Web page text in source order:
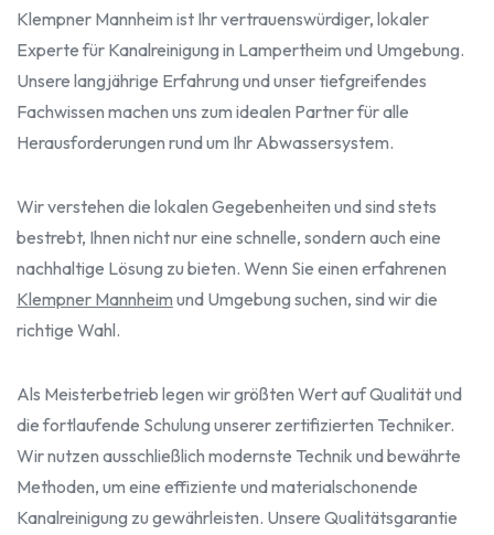
Klempner Mannheim ist Ihr vertrauenswürdiger, lokaler
Experte für Kanalreinigung in Lampertheim und Umgebung.
Unsere langjährige Erfahrung und unser tiefgreifendes
Fachwissen machen uns zum idealen Partner für alle
Herausforderungen rund um Ihr Abwassersystem.
Wir verstehen die lokalen Gegebenheiten und sind stets
bestrebt, Ihnen nicht nur eine schnelle, sondern auch eine
nachhaltige Lösung zu bieten. Wenn Sie einen erfahrenen
Klempner Mannheim und Umgebung suchen, sind wir die
richtige Wahl.
Als Meisterbetrieb legen wir größten Wert auf Qualität und
die fortlaufende Schulung unserer zertifizierten Techniker.
Wir nutzen ausschließlich modernste Technik und bewährte
Methoden, um eine effiziente und materialschonende
Kanalreinigung zu gewährleisten. Unsere Qualitätsgarantie